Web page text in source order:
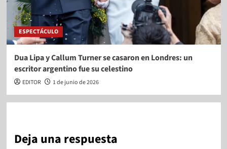
ESPECTÁCULO
Dua Lipa y Callum Turner se casaron en Londres: un
escritor argentino fue su celestino
EDITOR 1 de junio de 2026
Deja una respuesta